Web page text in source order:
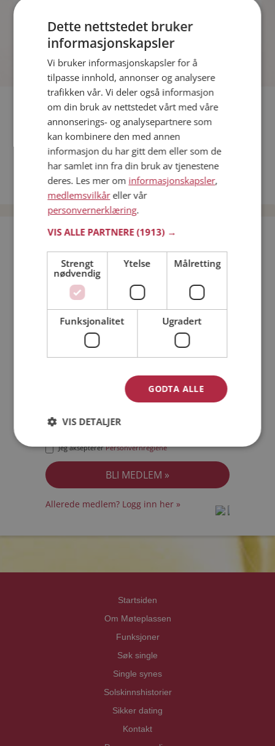
Fler single
Flere singlemenn fra Vestnes:Mohammad
Kvinner fra Vestnes
Date kvinner i Norge
Date menn i Norge
Bli medlem gratis!
Jeg er en:
Jeg akseptererPersonvernreglene
Allerede medlem? Logg inn her »
Startsiden
Om Møteplassen
Funksjoner
Søk single
Single synes
Solskinnshistorier
Sikker dating
Kontakt
Dette nettstedet bruker
informasjonskapsler
Vi bruker informasjonskapsler for å
tilpasse innhold, annonser og analysere
trafikken vår. Vi deler også informasjon
om din bruk av nettstedet vårt med våre
annonserings- og analysepartnere som
kan kombinere den med annen
informasjon du har gitt dem eller som de
har samlet inn fra din bruk av tjenestene
deres. Les mer om informasjonskapsler,
medlemsvilkåreller vår
personvernerklæring.
VIS ALLE PARTNERE(1913) →
Strengt
nødvendig
Ytelse Målretting
Funksjonalitet Ugradert
GODTA ALLE
VIS DETALJER